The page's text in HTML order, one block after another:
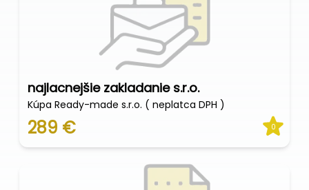
najlacnejšie zakladanie s.r.o.
Kúpa Ready-made s.r.o. ( neplatca DPH )
289 € 0